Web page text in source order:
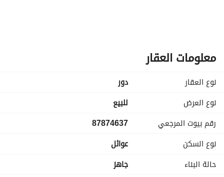
مكونة من:
3 غرف - 5 دورات مياه - صالة - مطبخ - مجلس
معلومات العقار
نوع العقار
دور
نوع العرض
للبيع
رقم بيوت المرجعي
87874637
نوع السكن
عوائل
حالة البناء
جاهز